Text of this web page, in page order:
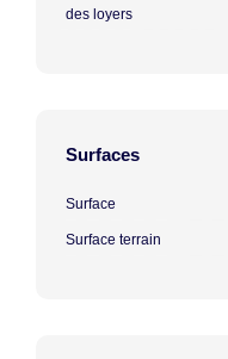
des loyers
Surfaces
Surface
Surface terrain